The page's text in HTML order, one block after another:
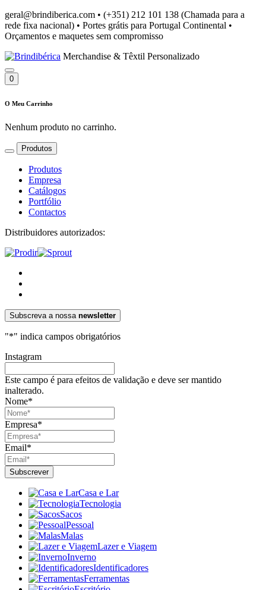
geral@brindiberica.com • (+351) 212 101 138 (Chamada para a
rede fixa nacional) • Portes grátis para Portugal Continental •
Orçamentos e maquetes sem compromisso
Merchandise & Têxtil Personalizado
0
O Meu Carrinho
Nenhum produto no carrinho.
Produtos
Produtos
Empresa
Catálogos
Portfólio
Contactos
Distribuidores autorizados:
Subscreva a nossa newsletter
"*" indica campos obrigatórios
Instagram
Este campo é para efeitos de validação e deve ser mantido
inalterado.
Nome*
Empresa*
Email*
Casa e Lar
Tecnologia
Sacos
Pessoal
Malas
Lazer e Viagem
Inverno
Identificadores
Ferramentas